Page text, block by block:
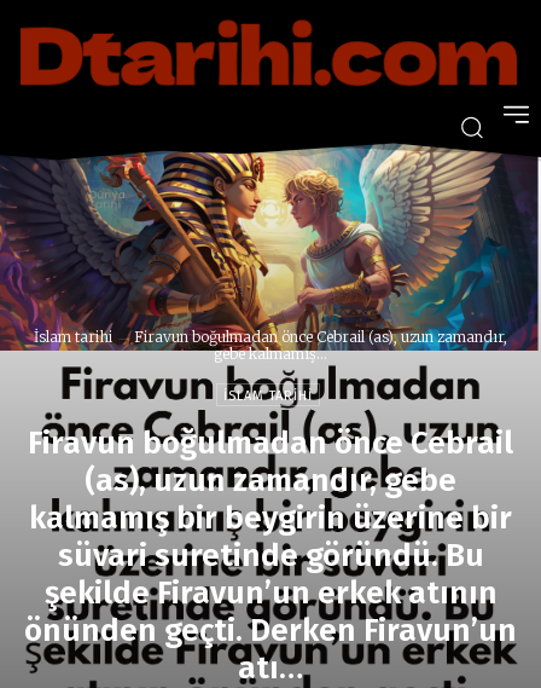
İslam tarihi
Firavun boğulmadan önce Cebrail (as), uzun zamandır,
gebe kalmamış...
İSLAM TARIHI
Firavun boğulmadan önce Cebrail
(as), uzun zamandır, gebe
kalmamış bir beygirin üzerine bir
süvari suretinde göründü. Bu
şekilde Firavun’un erkek atının
önünden geçti. Derken Firavun’un
atı…